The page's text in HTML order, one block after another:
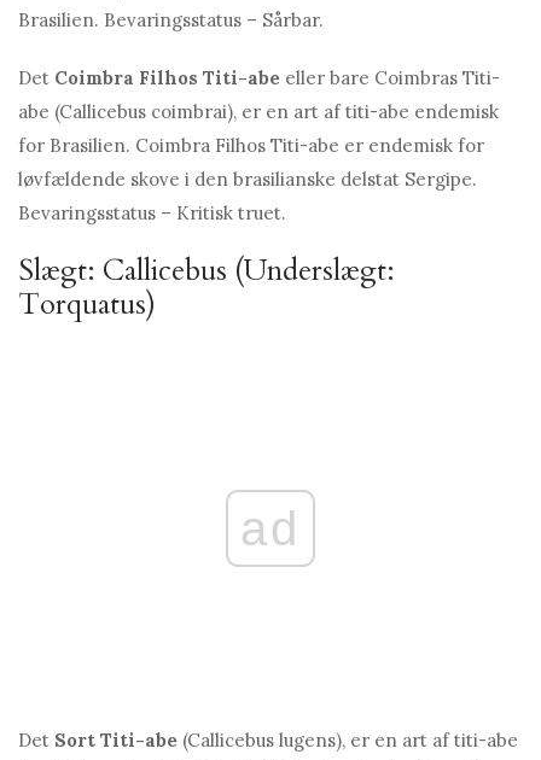
Brasilien. Bevaringsstatus – Sårbar.
Det Coimbra Filhos Titi-abe eller bare Coimbras Titi-
abe (Callicebus coimbrai), er en art af titi-abe endemisk
for Brasilien. Coimbra Filhos Titi-abe er endemisk for
løvfældende skove i den brasilianske delstat Sergipe.
Bevaringsstatus – Kritisk truet.
Slægt: Callicebus (Underslægt:
Torquatus)
ad
Det Sort Titi-abe (Callicebus lugens), er en art af titi-abe